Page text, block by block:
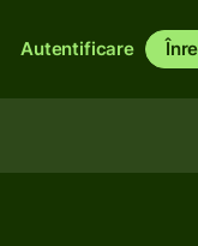
Autentificare